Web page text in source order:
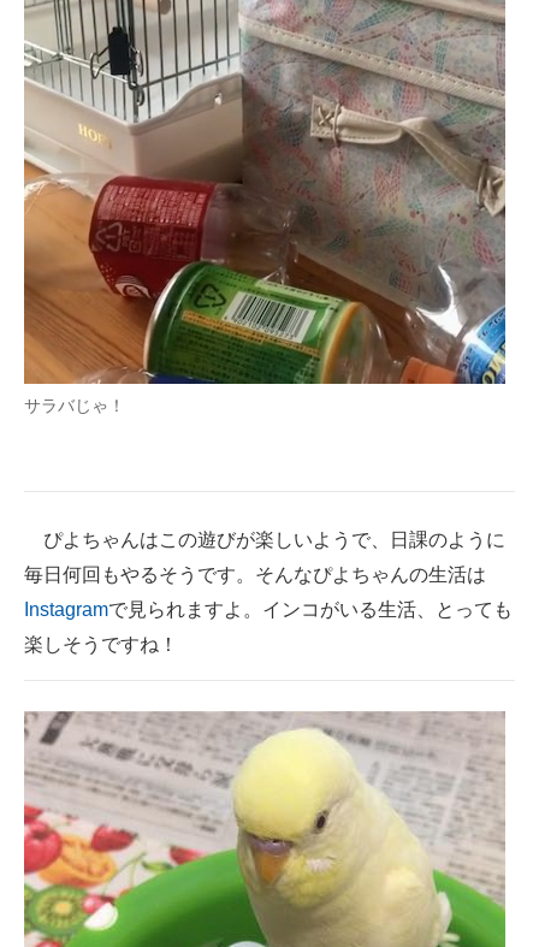
サラバじゃ！
ぴよちゃんはこの遊びが楽しいようで、日課のように
毎日何回もやるそうです。そんなぴよちゃんの生活は
Instagramで見られますよ。インコがいる生活、とっても
楽しそうですね！